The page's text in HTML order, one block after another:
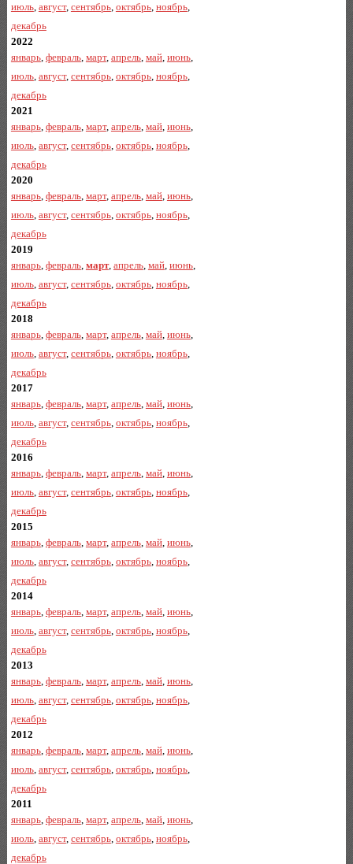
июль, август, сентябрь, октябрь, ноябрь,
декабрь
2022
январь, февраль, март, апрель, май, июнь,
июль, август, сентябрь, октябрь, ноябрь,
декабрь
2021
январь, февраль, март, апрель, май, июнь,
июль, август, сентябрь, октябрь, ноябрь,
декабрь
2020
январь, февраль, март, апрель, май, июнь,
июль, август, сентябрь, октябрь, ноябрь,
декабрь
2019
январь, февраль, март, апрель, май, июнь,
июль, август, сентябрь, октябрь, ноябрь,
декабрь
2018
январь, февраль, март, апрель, май, июнь,
июль, август, сентябрь, октябрь, ноябрь,
декабрь
2017
январь, февраль, март, апрель, май, июнь,
июль, август, сентябрь, октябрь, ноябрь,
декабрь
2016
январь, февраль, март, апрель, май, июнь,
июль, август, сентябрь, октябрь, ноябрь,
декабрь
2015
январь, февраль, март, апрель, май, июнь,
июль, август, сентябрь, октябрь, ноябрь,
декабрь
2014
январь, февраль, март, апрель, май, июнь,
июль, август, сентябрь, октябрь, ноябрь,
декабрь
2013
январь, февраль, март, апрель, май, июнь,
июль, август, сентябрь, октябрь, ноябрь,
декабрь
2012
январь, февраль, март, апрель, май, июнь,
июль, август, сентябрь, октябрь, ноябрь,
декабрь
2011
январь, февраль, март, апрель, май, июнь,
июль, август, сентябрь, октябрь, ноябрь,
декабрь